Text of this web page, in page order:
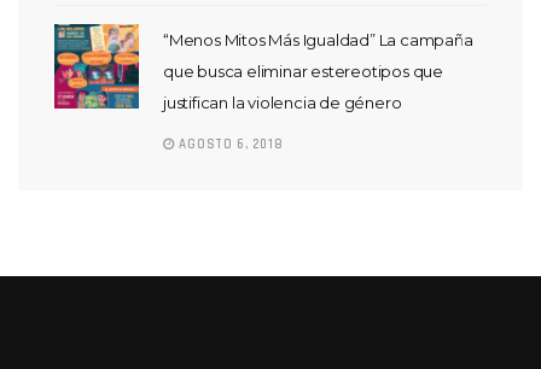
“Menos Mitos Más Igualdad” La campaña
que busca eliminar estereotipos que
justifican la violencia de género
AGOSTO 6, 2018